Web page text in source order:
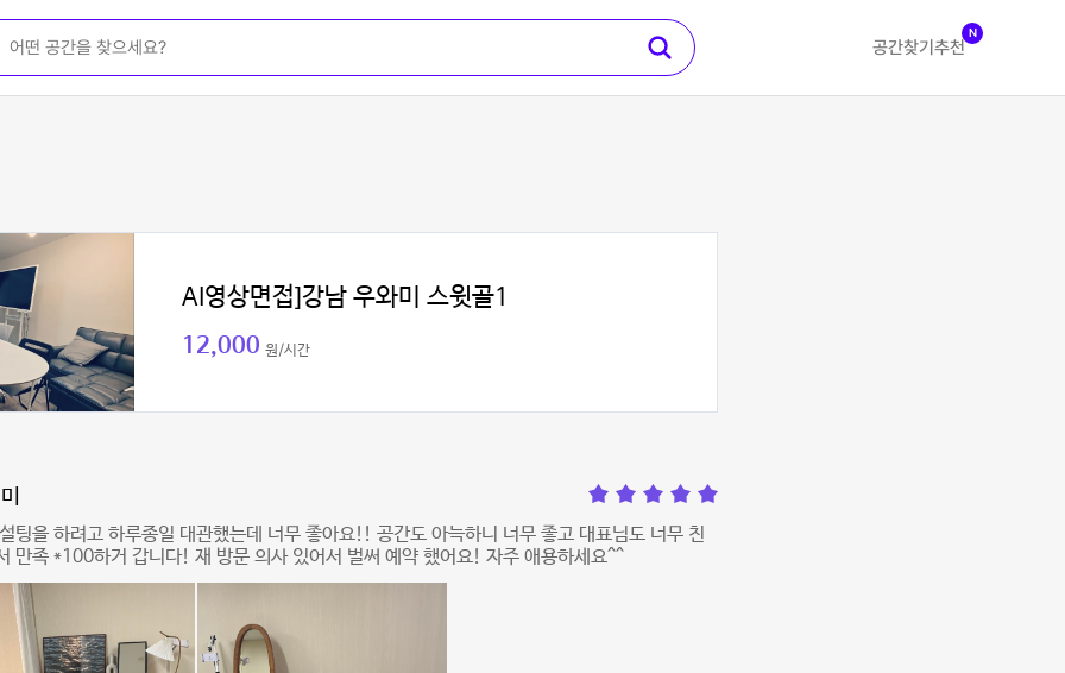
공간찾기 추천
N
AI영상면접]강남 우와미 스윗골1
12,000 원/시간
팅을 하려고 하루종일 대관했는데 너무 좋아요!! 공간도 아늑하니 너무 좋고 대표님도 너무 친
만족 *100하거 갑니다! 재 방문 의사 있어서 벌써 예약 했어요! 자주 애용하세요^^